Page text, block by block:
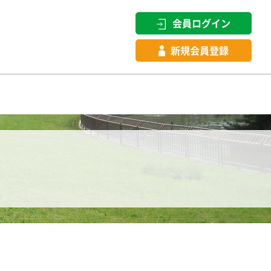
会員ログイン
新規会員登録